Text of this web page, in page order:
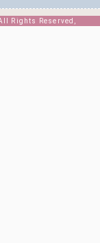
Rights Reserved,